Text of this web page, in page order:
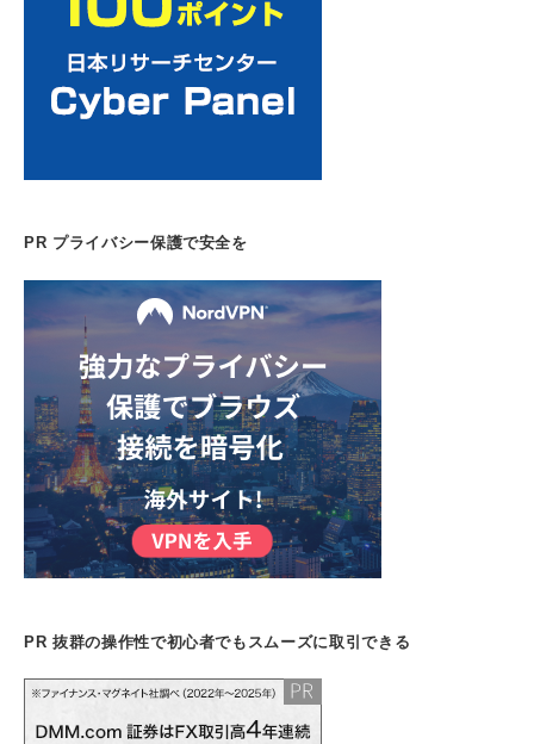
PR プライバシー保護で安全を
PR 抜群の操作性で初心者でもスムーズに取引できる